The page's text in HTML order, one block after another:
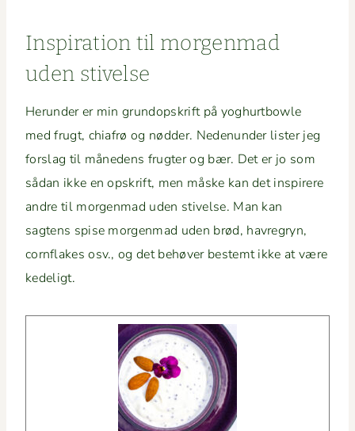
Inspi­ra­tion til mor­gen­mad
uden stivelse
Herun­der er min grun­dop­skrift på yoghurt­bowle
med frugt, chi­afrø og nød­der. Nede­nun­der lis­ter jeg
forslag til måne­dens frugter og bær. Det er jo som
sådan ikke en opskrift, men måske kan det inspirere
andre til mor­gen­mad uden stivelse. Man kan
sagtens spise mor­gen­mad uden brød, havre­gryn,
corn­flakes osv., og det behøver bestemt ikke at være
kedeligt.